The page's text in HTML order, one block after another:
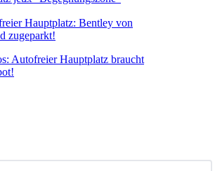
Hauptplatz: Bentley von
zugeparkt!
Autofreier Hauptplatz braucht